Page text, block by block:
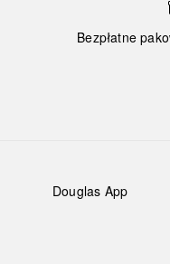
Bezpłatne
Douglas App